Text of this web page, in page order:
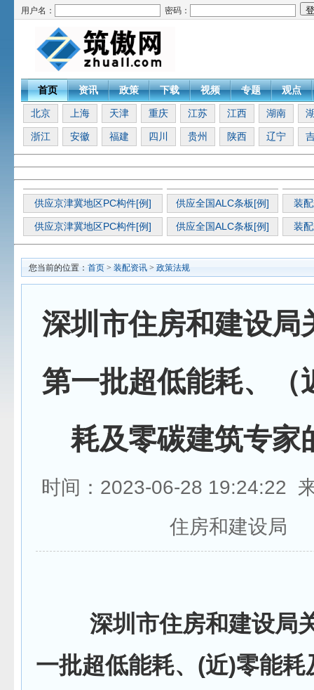
用户名： 密码：
首页 资讯 政策 下载 视频 专题 观点
北京 上海 天津 重庆 江苏 江西 湖南
浙江 安徽 福建 四川 贵州 陕西 辽宁
供应京津冀地区PC构件[例] 供应全国ALC条板[例] 装
供应京津冀地区PC构件[例] 供应全国ALC条板[例] 装
您当前的位置： 首页 > 装配资讯 > 政策法规
深圳市住房和建设局
第一批超低能耗、（
耗及零碳建筑专家
时间：2023-06-28 19:24:22
住房和建设局
深圳市住房和建设局
一批超低能耗、(近)零能耗